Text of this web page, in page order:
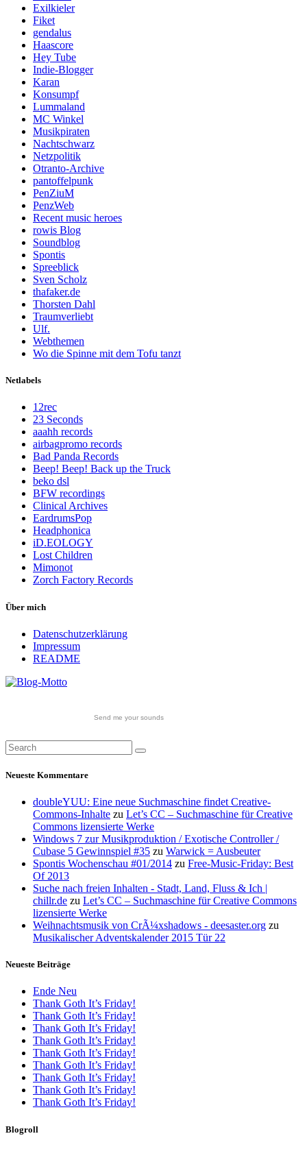
Exilkieler
Fiket
gendalus
Haascore
Hey Tube
Indie-Blogger
Karan
Konsumpf
Lummaland
MC Winkel
Musikpiraten
Nachtschwarz
Netzpolitik
Otranto-Archive
pantoffelpunk
PenZiuM
PenzWeb
Recent music heroes
rowis Blog
Soundblog
Spontis
Spreeblick
Sven Scholz
thafaker.de
Thorsten Dahl
Traumverliebt
Ulf.
Webthemen
Wo die Spinne mit dem Tofu tanzt
Netlabels
12rec
23 Seconds
aaahh records
airbagpromo records
Bad Panda Records
Beep! Beep! Back up the Truck
beko dsl
BFW recordings
Clinical Archives
EardrumsPop
Headphonica
iD.EOLOGY
Lost Children
Mimonot
Zorch Factory Records
Über mich
Datenschutzerklärung
Impressum
README
Send me your sounds
Neueste Kommentare
doubleYUU: Eine neue Suchmaschine findet Creative-
Commons-Inhalte zu Let’s CC – Suchmaschine für Creative
Commons lizensierte Werke
Windows 7 zur Musikproduktion / Exotische Controller /
Cubase 5 Gewinnspiel #35 zu Warwick = Ausbeuter
Spontis Wochenschau #01/2014 zu Free-Music-Friday: Best
Of 2013
Suche nach freien Inhalten - Stadt, Land, Fluss & Ich |
chillr.de zu Let’s CC – Suchmaschine für Creative Commons
lizensierte Werke
Weihnachtsmusik von CrÃ¼xshadows - deesaster.org zu
Musikalischer Adventskalender 2015 Tür 22
Neueste Beiträge
Ende Neu
Thank Goth It’s Friday!
Thank Goth It’s Friday!
Thank Goth It’s Friday!
Thank Goth It’s Friday!
Thank Goth It’s Friday!
Thank Goth It’s Friday!
Thank Goth It’s Friday!
Thank Goth It’s Friday!
Thank Goth It’s Friday!
Blogroll